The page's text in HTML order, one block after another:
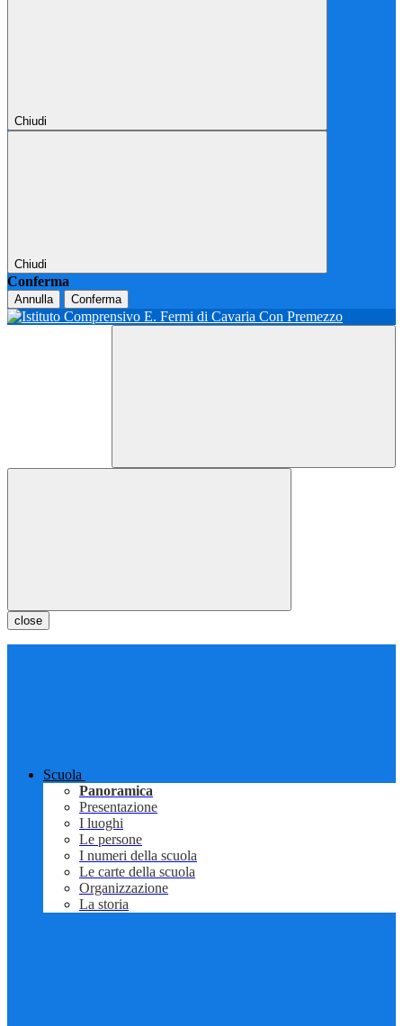
Chiudi
Chiudi
Conferma
Annulla Conferma
close
Scuola
Panoramica
Presentazione
I luoghi
Le persone
I numeri della scuola
Le carte della scuola
Organizzazione
La storia